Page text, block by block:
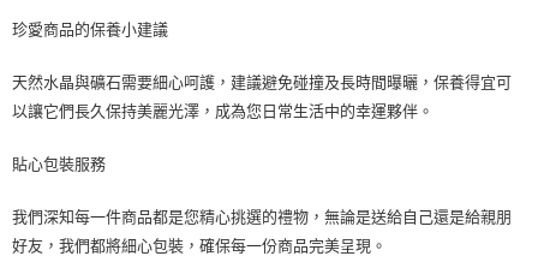
珍愛商品的保養小建議
天然水晶與礦石需要細心呵護，建議避免碰撞及長時間曝曬，保養得宜可
以讓它們長久保持美麗光澤，成為您日常生活中的幸運夥伴。
貼心包裝服務
我們深知每一件商品都是您精心挑選的禮物，無論是送給自己還是給親朋
好友，我們都將細心包裝，確保每一份商品完美呈現。